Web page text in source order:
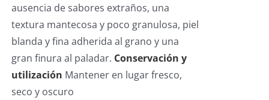
ausencia de sabores extraños, una
textura mantecosa y poco granulosa, piel
blanda y fina adherida al grano y una
gran finura al paladar. Conservación y
utilización Mantener en lugar fresco,
seco y oscuro